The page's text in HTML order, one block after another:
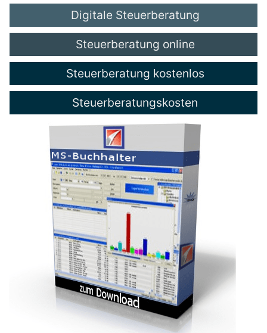
Digitale Steuerberatung
Steuerberatung online
Steuerberatung kostenlos
Steuerberatungskosten